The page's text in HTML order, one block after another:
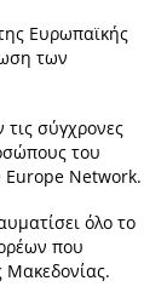
Ευρωπαϊκής
των
σύγχρονες
του
Europe Network.
όλο το
που
Μακεδονίας.